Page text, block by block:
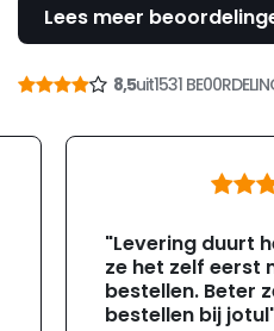
Lees meer
8,5uit1531
"Levering duurt
ze het zelf eerst
bestellen. Beter
bestellen bij